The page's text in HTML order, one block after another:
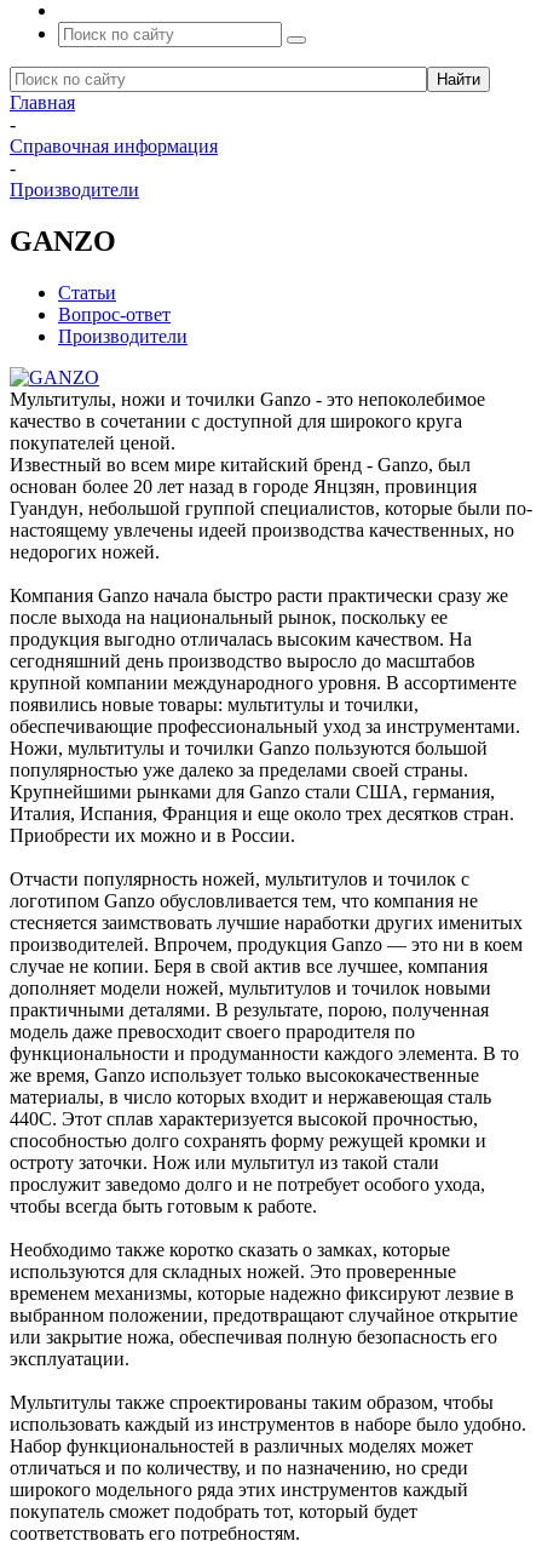
Главная
-
Справочная информация
-
Производители
GANZO
Статьи
Вопрос-ответ
Производители
Мультитулы, ножи и точилки Ganzo - это непоколебимое
качество в сочетании с доступной для широкого круга
покупателей ценой.
Известный во всем мире китайский бренд - Ganzo, был
основан более 20 лет назад в городе Янцзян, провинция
Гуандун, небольшой группой специалистов, которые были по-
настоящему увлечены идеей производства качественных, но
недорогих ножей.
Компания Ganzo начала быстро расти практически сразу же
после выхода на национальный рынок, поскольку ее
продукция выгодно отличалась высоким качеством. На
сегодняшний день производство выросло до масштабов
крупной компании международного уровня. В ассортименте
появились новые товары: мультитулы и точилки,
обеспечивающие профессиональный уход за инструментами.
Ножи, мультитулы и точилки Ganzo пользуются большой
популярностью уже далеко за пределами своей страны.
Крупнейшими рынками для Ganzo стали США, германия,
Италия, Испания, Франция и еще около трех десятков стран.
Приобрести их можно и в России.
Отчасти популярность ножей, мультитулов и точилок с
логотипом Ganzo обусловливается тем, что компания не
стесняется заимствовать лучшие наработки других именитых
производителей. Впрочем, продукция Ganzo — это ни в коем
случае не копии. Беря в свой актив все лучшее, компания
дополняет модели ножей, мультитулов и точилок новыми
практичными деталями. В результате, порою, полученная
модель даже превосходит своего прародителя по
функциональности и продуманности каждого элемента. В то
же время, Ganzo использует только высококачественные
материалы, в число которых входит и нержавеющая сталь
440С. Этот сплав характеризуется высокой прочностью,
способностью долго сохранять форму режущей кромки и
остроту заточки. Нож или мультитул из такой стали
прослужит заведомо долго и не потребует особого ухода,
чтобы всегда быть готовым к работе.
Необходимо также коротко сказать о замках, которые
используются для складных ножей. Это проверенные
временем механизмы, которые надежно фиксируют лезвие в
выбранном положении, предотвращают случайное открытие
или закрытие ножа, обеспечивая полную безопасность его
эксплуатации.
Мультитулы также спроектированы таким образом, чтобы
использовать каждый из инструментов в наборе было удобно.
Набор функциональностей в различных моделях может
отличаться и по количеству, и по назначению, но среди
широкого модельного ряда этих инструментов каждый
покупатель сможет подобрать тот, который будет
соответствовать его потребностям.